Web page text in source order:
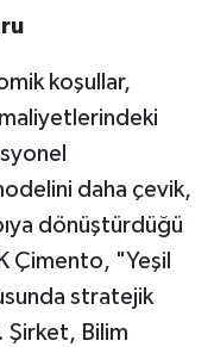
koşullar,
daha çevik,
dönüştürdüğü
Çimento, "Yeşil
stratejik
Şirket, Bilim